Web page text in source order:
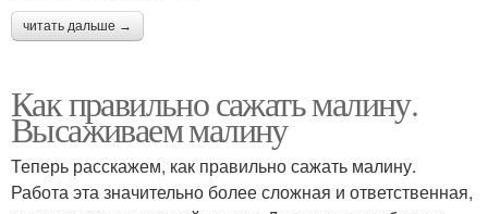
читать дальше →
Как правильно сажать малину.
Высаживаем малину
Теперь расскажем, как правильно сажать малину.
Работа эта значительно более сложная и ответственная,